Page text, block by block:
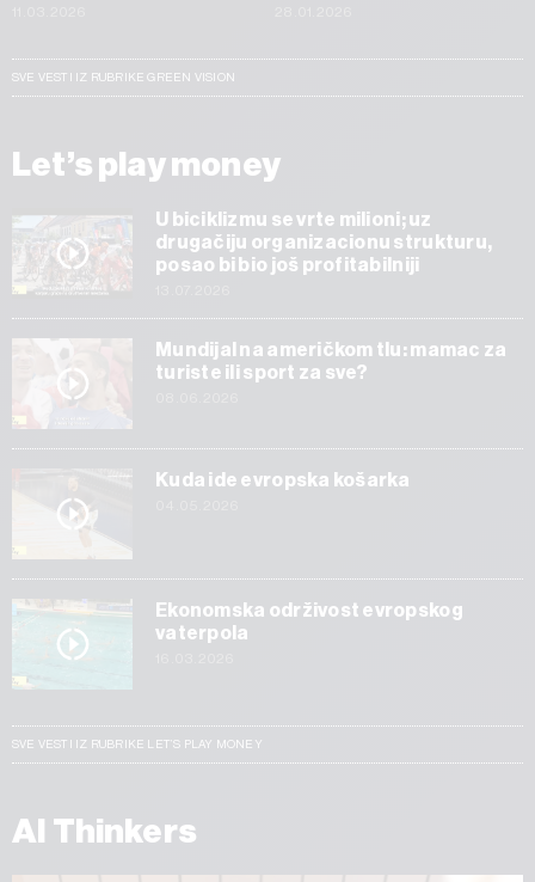
SVE VESTI IZ RUBRIKE GREEN VISION
Let’s play money
U biciklizmu se vrte milioni; uz
drugačiju organizacionu strukturu,
posao bi bio još profitabilniji
Mundijal na američkom tlu: mamac za
turiste ili sport za sve?
Kuda ide evropska košarka
Ekonomska održivost evropskog
vaterpola
SVE VESTI IZ RUBRIKE LET’S PLAY MONEY
AI Thinkers